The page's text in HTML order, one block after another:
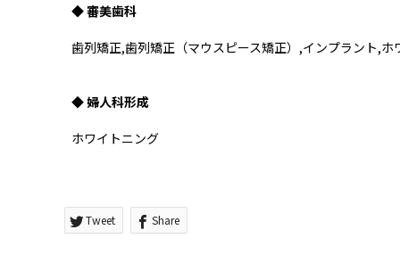
◆ 審美歯科
歯列矯正,歯列矯正（マウスピース矯正）,インプラント,
◆ 婦人科形成
ホワイトニング
Tweet Share